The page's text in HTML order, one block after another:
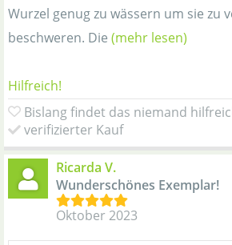
Wurzel genug zu wässern um sie zu
beschweren. Die (mehr lesen)
Hilfreich!
Bislang findet das niemand
verifizierter Kauf
Ricarda V.
Wunderschönes Exemplar!
Oktober 2023